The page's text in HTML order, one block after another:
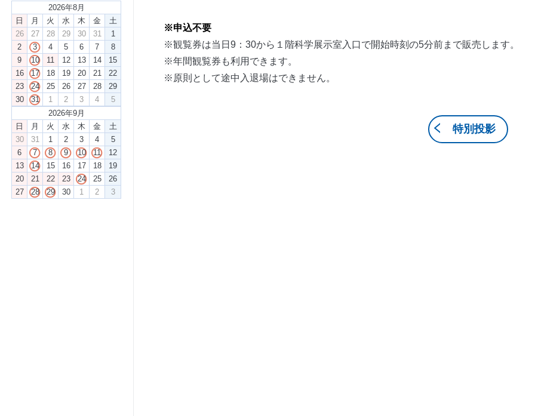
2026年8月
日
月 火 水 木 金
土
26
27 28 29 30 31
1
2
3 4 5 6 7
8
9
10 11 12 13 14
15
16
17 18 19 20 21
22
23
24 25 26 27 28
29
30
31 1 2 3 4
5
2026年9月
日
月 火 水 木 金
土
30
31 1 2 3 4
5
6
7 8 9 10 11
12
13
14 15 16 17 18
19
20
21 22 23 24 25
26
27
28 29 30 1 2 3
※申込不要
※観覧券は当日9：30から１階科学展示室入口で開始時刻の5分前まで販売します。
※年間観覧券も利用できます。
※原則として途中入退場はできません。
特別投影